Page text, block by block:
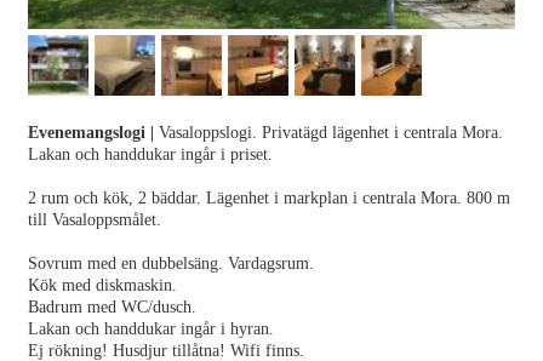
Evenemangslogi
Vasaloppslogi. Privatägd lägenhet i centrala Mora.
Lakan och handdukar ingår i priset.
2 rum och kök, 2 bäddar. Lägenhet i markplan i centrala Mora. 800 m
till Vasaloppsmålet.
Sovrum med en dubbelsäng. Vardagsrum.
Kök med diskmaskin.
Badrum med WC/dusch.
Lakan och handdukar ingår i hyran.
Ej rökning! Husdjur tillåtna! Wifi finns.